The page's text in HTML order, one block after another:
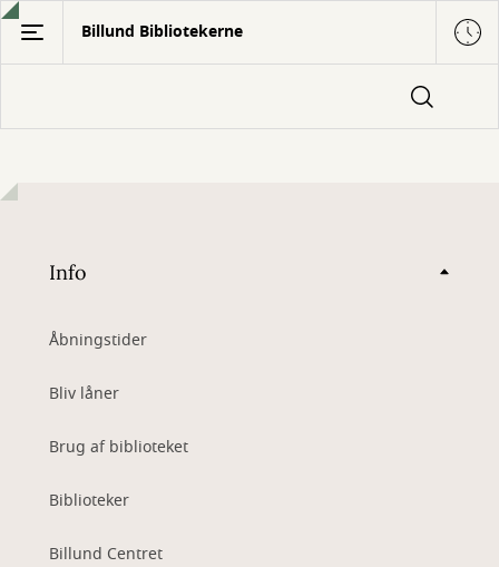
Gå
hovedindhold
Billund Bibliotekerne
Info
Åbningstider
Bliv låner
Brug af biblioteket
Biblioteker
Billund Centret